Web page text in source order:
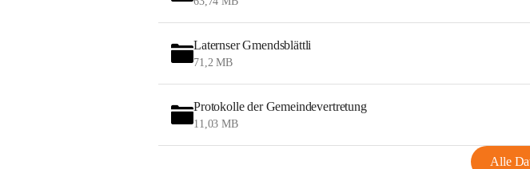
Laternser Gmendsblättli
71,2 MB
Protokolle der Gemeindevertretung
11,03 MB
Alle